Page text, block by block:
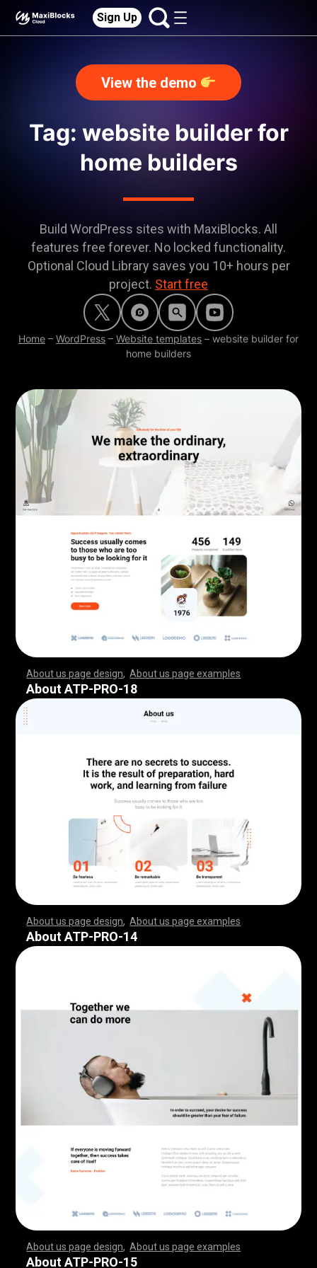
Sign Up
View the demo
Tag: website builder for
home builders
Build WordPress sites with MaxiBlocks. All
features free forever. No locked functionality.
Optional Cloud Library saves you 10+ hours per
project. Start free
Home – WordPress – Website templates – website builder for
home builders
About us page design ,About us page examples
,,,,,,,,,,,,,,,,,,,,,,,, ,,,,,,,,,,,,,,,,,,,,,,,,,,,
,,,,,,,,,,,,,,,,,,,,,,,, ,,,,,,,,,,,,,,,,,,,,,,,,,,,
,,,,,,,,,,,,,,,,,,,,,,,, ,,,,,,,,,,,,,,,,,,,,,,,,,,,
,,,,,,,,,,,,,,,,,,,,,,,, ,,,,,,,,,,,,,,,,,,,,,,,,,,,
,,,,,,,,,,,,,,,,,,,,,,,, ,,,,,,,,,,,,,,,,,,,,,,,,,,,
,,,,,,,,,,,,,,,,,,,,,,,, ,,,,,,,,,,,,,,,,,,,,,,,,,,,
,,,,,,,,,,,,,,,,,,,,,,,, ,,,,,,,,,,,,,,,,,,,,,,,,,,,
,,,,,,,,,,,,,,,,,,,,,,,, ,,,,,,,,,,,,
About ATP-PRO-18
About us page design ,About us page examples
,,,,,,,,,,,,,,,,,,,,,,,, ,,,,,,,,,,,,,,,,,,,,,,,,,,,
,,,,,,,,,,,,,,,,,,,,,,,, ,,,,,,,,,,,,,,,,,,,,,,,,,,,
,,,,,,,,,,,,,,,,,,,,,,,, ,,,,,,,,,,,,,,,,,,,,,,,,,,,
,,,,,,,,,,,,,,,,,,,,,,,, ,,,,,,,,,,,,,,,,,,,,,,,,,,,
,,,,,,,,,,,,,,,,,,,,,,,, ,,,,,,,,,,,,,,,,,,,,,,,,,,,
,,,,,,,,,,,,,,,,,,,,,,,, ,,,,,,,,,,,,,,,,,,,,,,,,,,,
,,,,,,,,,,,,,,,,,,,,,,,, ,,,,,,,,,,,,,,,,,,,,,,,,,,,
,,,,,,,,,,,,,,,,,,,,,,,, ,,,,,,,,,,,,
About ATP-PRO-14
About us page design ,About us page examples
,,,,,,,,,,,,,,,,,,,,,,,, ,,,,,,,,,,,,,,,,,,,,,,,,,,,
,,,,,,,,,,,,,,,,,,,,,,,, ,,,,,,,,,,,,,,,,,,,,,,,,,,,
,,,,,,,,,,,,,,,,,,,,,,,, ,,,,,,,,,,,,,,,,,,,,,,,,,,,
,,,,,,,,,,,,,,,,,,,,,,,, ,,,,,,,,,,,,,,,,,,,,,,,,,,,
,,,,,,,,,,,,,,,,,,,,,,,, ,,,,,,,,,,,,,,,,,,,,,,,,,,,
,,,,,,,,,,,,,,,,,,,,,,,, ,,,,,,,,,,,,,,,,,,,,,,,,,,,
,,,,,,,,,,,,,,,,,,,,,,,, ,,,,,,,,,,,,,,,,,,,,,,,,,,,
,,,,,,,,,,,,,,,,,,,,,,,, ,,,,,,,,,,,,
About ATP-PRO-15